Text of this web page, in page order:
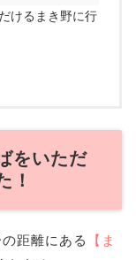
けるまき野に行
をいただ
！
距離にある
【ま